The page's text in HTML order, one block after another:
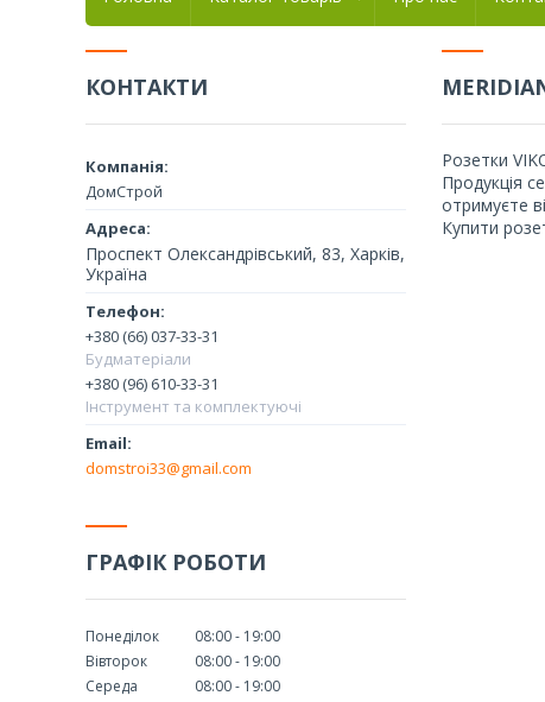
Розетки
Продукція
отримуєте
Купити
КОНТАКТИ
ДомСтрой
Проспект Олександрівський, 83, Харків,
Україна
+380 (66) 037-33-31
Будматеріали
+380 (96) 610-33-31
Інструмент та комплектуючі
domstroi33@gmail.com
ГРАФІК РОБОТИ
Понеділок 08:00
19:00
Вівторок
08:00
19:00
Середа
08:00
19:00